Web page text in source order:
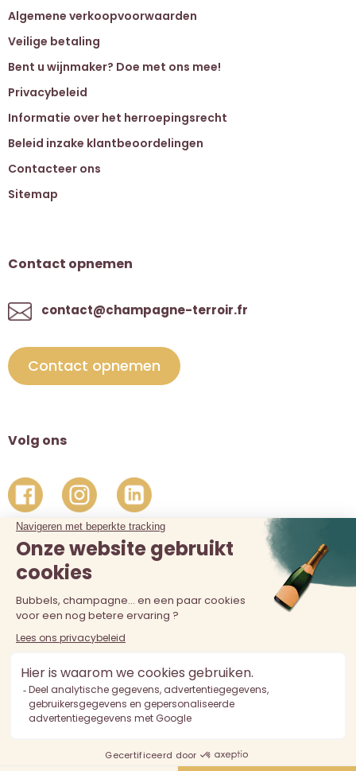
Algemene verkoopvoorwaarden
Veilige betaling
Bent u wijnmaker? Doe met ons mee!
Privacybeleid
Informatie over het herroepingsrecht
Beleid inzake klantbeoordelingen
Contacteer ons
Sitemap
Contact opnemen
contact@champagne-terroir.fr
Contact opnemen
Volg ons
De verkoop van alcohol aan personen jonger dan 18 jaar is
verboden. Alcoholmisbruik is schadelijk voor de gezondheid.